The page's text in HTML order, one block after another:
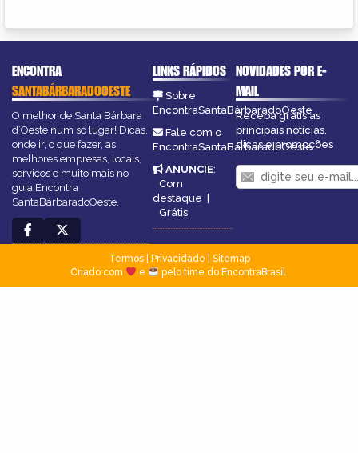
ENCONTRA
SANTABÁRBARADOOESTE
O melhor de Santa Bárbara
d’Oeste num só lugar! Dicas,
onde ir, o que fazer, as
melhores empresas, locais,
serviços e muito mais no
guia Encontra
SantaBárbaradoOeste.
LINKS RÁPIDOS
Sobre
EncontraSantaBárbaradoOeste
Fale com o
EncontraSantaBárbaradoOeste
ANUNCIE:
Com
destaque |
Grátis
NOVIDADES POR E-
MAIL
Receba grátis as
principais notícias,
dicas e promoções
Termos| Privacidade
Sitemap
Criado com
e pelo time do EncontraBrasil